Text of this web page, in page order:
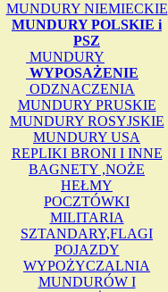
MUNDURY NIEMIECKIE
MUNDURY POLSKIE i
PSZ
MUNDURY
WYPOSAŻENIE
ODZNACZENIA
MUNDURY PRUSKIE
MUNDURY ROSYJSKIE
MUNDURY USA
REPLIKI BRONI I INNE
BAGNETY ,NOŻE
HEŁMY
POCZTÓWKI
MILITARIA
SZTANDARY,FLAGI
POJAZDY
WYPOŻYCZALNIA
MUNDURÓW I